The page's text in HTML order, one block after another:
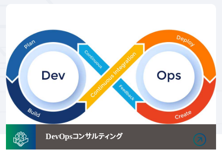
DevOpsコンサルティング